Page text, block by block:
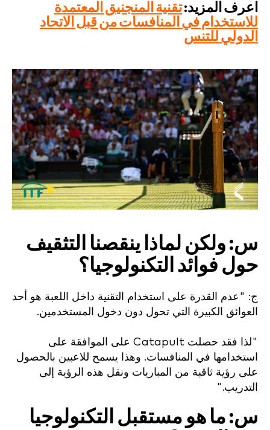
اعرف المزيد:تقنية المنجنيق المعتمدة
للاستخدام في المنافسات من قبل الاتحاد
الدولي للتنس
س: ولكن لماذا ينقصنا التثقيف
حول فوائد التكنولوجيا؟
ج: "عدم القدرة على استخدام التقنية داخل اللعبة هو أحد
العوائق الكبيرة التي تحول دون دخول المستخدمين.
"لذا فقد حصلت Catapult على الموافقة على
استخدامها في المنافسات. وهذا يسمح للاعبين بالحصول
على رؤية ثاقبة من المباريات ونقل هذه الرؤية إلى
التدريب."
س: ما هو مستقبل التكنولوجيا